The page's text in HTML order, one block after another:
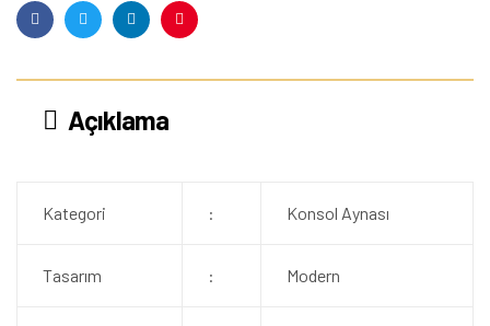
FacebookTwitterLinkedinPinterest
Açıklama
Kategori : Konsol Aynası
Tasarım : Modern